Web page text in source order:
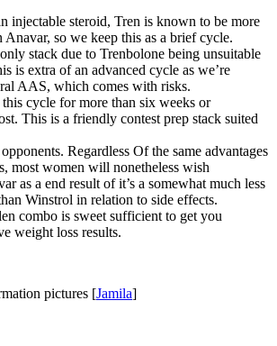
injectable steroid, Tren is known to be more
so we keep this as a brief cycle.
stack due to Trenbolone being unsuitable
is extra of an advanced cycle as we’re
AAS, which comes with risks.
cycle for more than six weeks or
This is a friendly contest prep stack suited
Regardless Of the same advantages
most women will nonetheless wish
as a end result of it’s a somewhat much less
Winstrol in relation to side effects.
combo is sweet sufficient to get you
weight loss results.
pictures [Jamila]